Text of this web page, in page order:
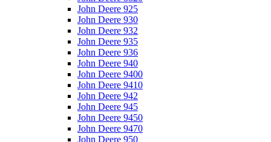
John Deere 925
John Deere 930
John Deere 932
John Deere 935
John Deere 936
John Deere 940
John Deere 9400
John Deere 9410
John Deere 942
John Deere 945
John Deere 9450
John Deere 9470
John Deere 950